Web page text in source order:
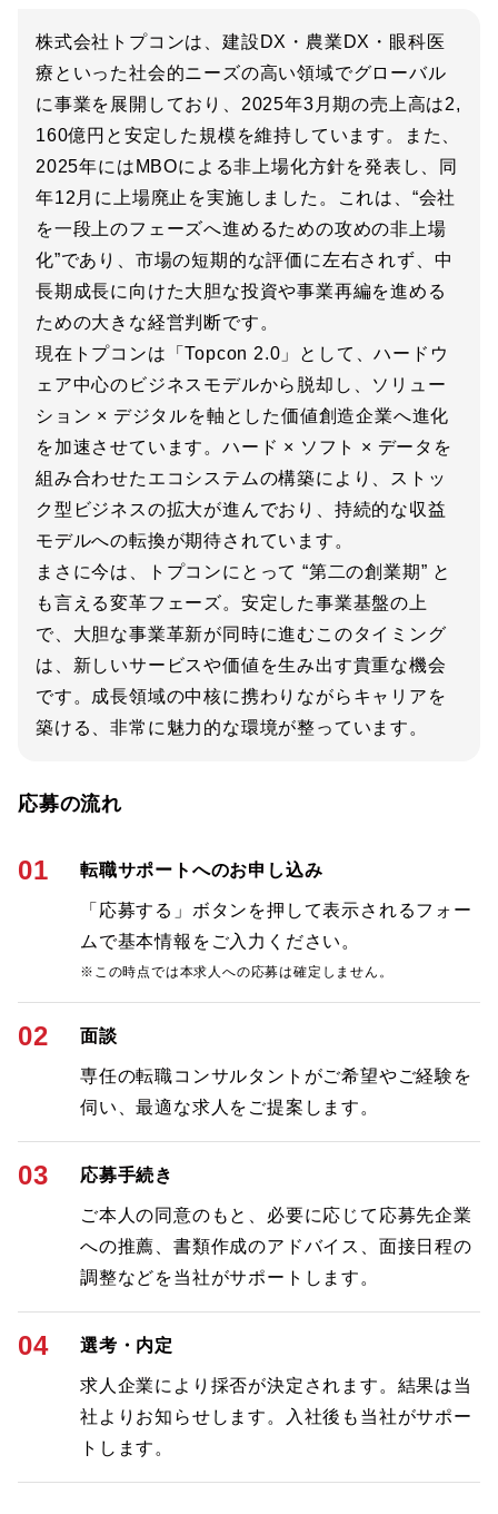
株式会社トプコンは、建設DX・農業DX・眼科医
療といった社会的ニーズの高い領域でグローバル
に事業を展開しており、2025年3月期の売上高は2,
160億円と安定した規模を維持しています。また、
2025年にはMBOによる非上場化方針を発表し、同
年12月に上場廃止を実施しました。これは、“会社
を一段上のフェーズへ進めるための攻めの非上場
化”であり、市場の短期的な評価に左右されず、中
長期成長に向けた大胆な投資や事業再編を進める
ための大きな経営判断です。
現在トプコンは「Topcon 2.0」として、ハードウ
ェア中心のビジネスモデルから脱却し、ソリュー
ション × デジタルを軸とした価値創造企業へ進化
を加速させています。ハード × ソフト × データを
組み合わせたエコシステムの構築により、ストッ
ク型ビジネスの拡大が進んでおり、持続的な収益
モデルへの転換が期待されています。
まさに今は、トプコンにとって “第二の創業期” と
も言える変革フェーズ。安定した事業基盤の上
で、大胆な事業革新が同時に進むこのタイミング
は、新しいサービスや価値を生み出す貴重な機会
です。成長領域の中核に携わりながらキャリアを
築ける、非常に魅力的な環境が整っています。
応募の流れ
01 転職サポートへのお申し込み
「応募する」ボタンを押して表示されるフォー
ムで基本情報をご入力ください。
※この時点では本求人への応募は確定しません。
02 面談
専任の転職コンサルタントがご希望やご経験を
伺い、最適な求人をご提案します。
03 応募手続き
ご本人の同意のもと、必要に応じて応募先企業
への推薦、書類作成のアドバイス、面接日程の
調整などを当社がサポートします。
04 選考・内定
求人企業により採否が決定されます。結果は当
社よりお知らせします。入社後も当社がサポー
トします。